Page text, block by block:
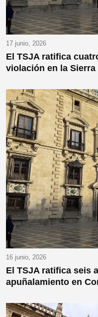
17 junio, 2026
El TSJA ratifica
violación en la Sierra
16 junio, 2026
El TSJA ratifica seis
apuñalamiento en